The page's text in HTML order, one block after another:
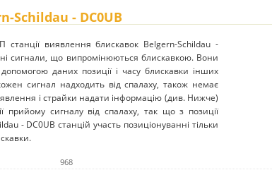
Schildau - DC0UB
виявлення блискавок Belgern-Schildau -
сигнали, що випромінюються блискавкою. Вони
даних позиції і часу блискавки інших
сигнал надходить від спалаху, також немає
і страйки надати інформацію (див. Нижче)
прийому сигналу від спалаху, так що з позиції
- DC0UB станцій участь позиціонуванні тільки
968